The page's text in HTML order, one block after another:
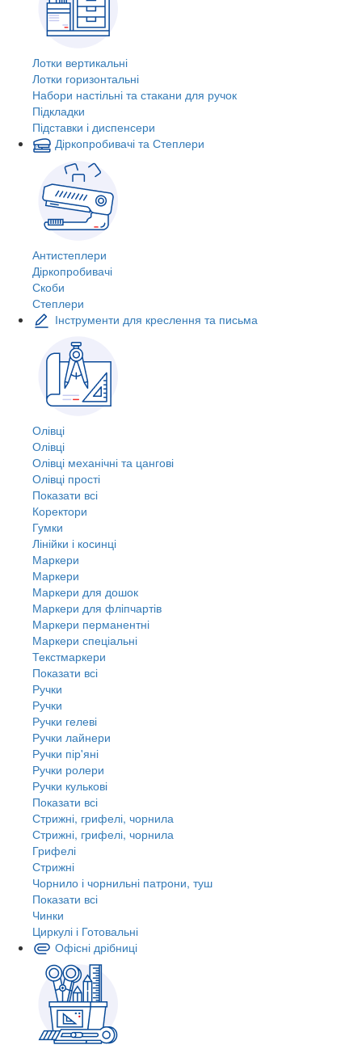
Лотки вертикальні
Лотки горизонтальні
Набори настільні та стакани для ручок
Підкладки
Підставки і диспенсери
Діркопробивачі та Степлери
Антистеплери
Діркопробивачі
Скоби
Степлери
Інструменти для креслення та письма
Олівці
Олівці
Олівці механічні та цангові
Олівці прості
Показати всі
Коректори
Гумки
Лінійки і косинці
Маркери
Маркери
Маркери для дошок
Маркери для фліпчартів
Маркери перманентні
Маркери спеціальні
Текстмаркери
Показати всі
Ручки
Ручки
Ручки гелеві
Ручки лайнери
Ручки пір'яні
Ручки ролери
Ручки кулькові
Показати всі
Стрижні, грифелі, чорнила
Стрижні, грифелі, чорнила
Грифелі
Стрижні
Чорнило і чорнильні патрони, туш
Показати всі
Чинки
Циркулі і Готовальні
Офісні дрібниці